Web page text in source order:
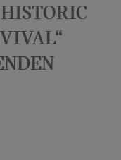
Historic